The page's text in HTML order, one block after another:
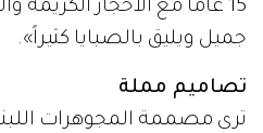
15 عاماً مع الأحجار الكريمة
جميل ويليق بالصبايا كثيراً».
تصاميم مملة
ترى مصممة المجوهرات